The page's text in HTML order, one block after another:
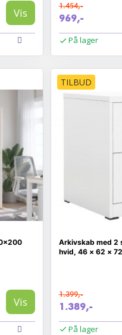
Vis
1.454,-
969,-
På lager
Vis
TILBUD
Arkivskab med 2
hvid, 46 × 62 ×
1.399,-
1.389,-
På lager